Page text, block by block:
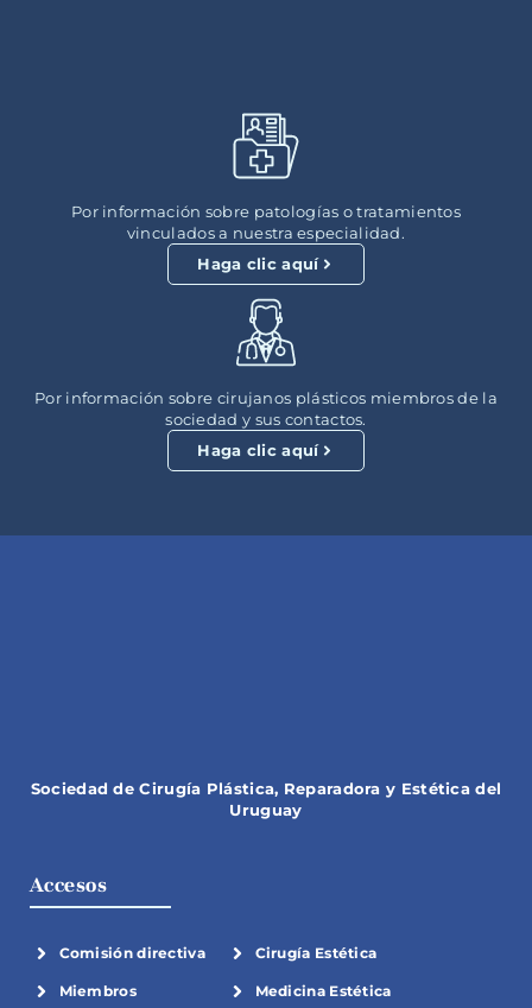
Por información sobre patologías o tratamientos
vinculados a nuestra especialidad.
Haga clic aquí
Por información sobre cirujanos plásticos miembros de la
sociedad y sus contactos.
Haga clic aquí
Sociedad de Cirugía Plástica, Reparadora y Estética del
Uruguay
Accesos
Comisión directiva
Miembros
Cirugía Estética
Medicina Estética